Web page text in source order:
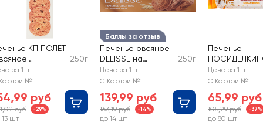
КП ПОЛЕТ
с
250г
за 1 шт
№1
руб
руб -29%
13 шт
Баллы за отзыв
Печенье овсяное
DELISSE на
сливочном масле
250г
Цена за 1 шт
С Картой №1
139,99 руб
163,19 руб -14%
до 14 шт
Печенье
Любимое
классическое
Цена за 1 шт
С Картой №1
65,99 руб
105,29 руб -37%
до 80 шт